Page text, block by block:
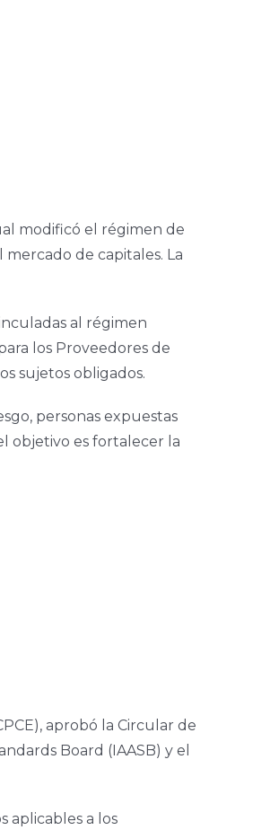
modificó el régimen de
de capitales. La
al régimen
los Proveedores de
sujetos obligados.
personas expuestas
objetivo es fortalecer la
aprobó la Circular de
Board (IAASB) y el
aplicables a los